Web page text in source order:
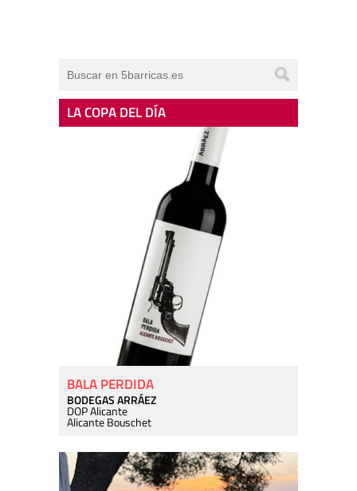
LA COPA DEL DÍA
BALA PERDIDA
BODEGAS ARRÁEZ
DOP Alicante
Alicante Bouschet